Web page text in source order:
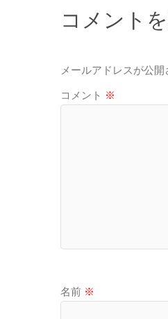
コメント
メールアドレスが公開
コメント ※
名前 ※